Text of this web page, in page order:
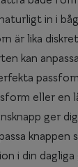
in i
är lika
kan
eller en
ger
i din